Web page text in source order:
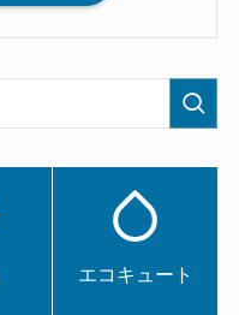
エコキュート